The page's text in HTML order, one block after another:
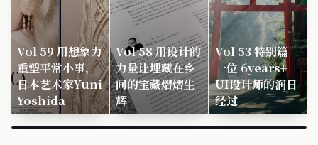
Vol 59 用想象力
重塑平常小事，
日本艺术家Yuni
Yoshida
Vol 58 用设计的
力量让埋藏在乡
间的宝藏熠熠生
辉
Vol 53 特别篇
一位 6years+
UI设计师的润日
经过